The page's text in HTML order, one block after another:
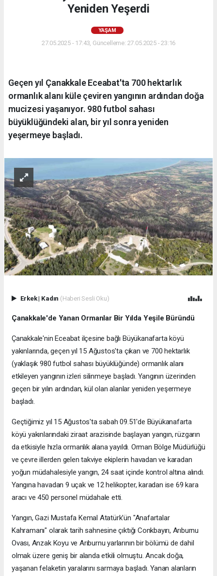
Yeniden Yeşerdi
YAŞAM
27.05.2025 - 17:43, Güncelleme: 27.05.2025 - 23:16
Geçen yıl Çanakkale Eceabat'ta 700 hektarlık
ormanlık alanı küle çeviren yangının ardından doğa
mucizesi yaşanıyor. 980 futbol sahası
büyüklüğündeki alan, bir yıl sonra yeniden
yeşermeye başladı.
Erkek| Kadın (Haberi Sesli Oku)
Çanakkale'de Yanan Ormanlar Bir Yılda Yeşile Büründü
Çanakkale'nin Eceabat ilçesine bağlı Büyükanafarta köyü
yakınlarında, geçen yıl 15 Ağustos'ta çıkan ve 700 hektarlık
(yaklaşık 980 futbol sahası büyüklüğünde) ormanlık alanı
etkileyen yangının izleri silinmeye başladı. Yangının üzerinden
geçen bir yılın ardından, kül olan alanlar yeniden yeşermeye
başladı.
Geçtiğimiz yıl 15 Ağustos'ta sabah 09.51'de Büyükanafarta
köyü yakınlarındaki ziraat arazisinde başlayan yangın, rüzgarın
da etkisiyle hızla ormanlık alana yayıldı. Orman Bölge Müdürlüğü
ve çevre illerden gelen takviye ekiplerin havadan ve karadan
yoğun müdahalesiyle yangın, 24 saat içinde kontrol altına alındı.
Yangına havadan 9 uçak ve 12 helikopter, karadan ise 69 kara
aracı ve 450 personel müdahale etti.
Yangın, Gazi Mustafa Kemal Atatürk'ün "Anafartalar
Kahramanı" olarak tarih sahnesine çıktığı Conkbayırı, Arıburnu
Ovası, Anzak Koyu ve Arıburnu yarlarının bir bölümü de dahil
olmak üzere geniş bir alanda etkili olmuştu. Ancak doğa,
yaşanan felaketin yaralarını sarmaya başladı. Yanan alanların